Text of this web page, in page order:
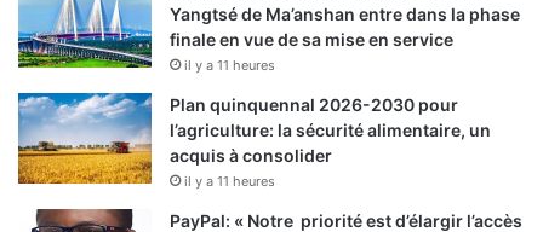
Yangtsé de Ma’anshan entre dans la phase
finale en vue de sa mise en service
il y a 11 heures
Plan quinquennal 2026-2030 pour
l’agriculture: la sécurité alimentaire, un
acquis à consolider
il y a 11 heures
PayPal: « Notre priorité est d’élargir l’accès